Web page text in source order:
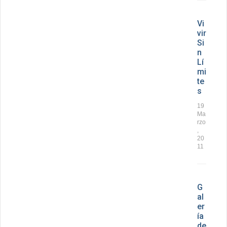
Vi
vir
Si
n
Lí
mi
te
s
19
Ma
rzo
20
11
G
al
er
ía